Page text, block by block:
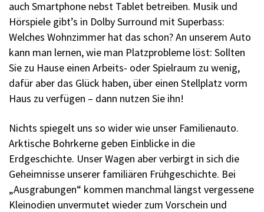
auch Smartphone nebst Tablet betreiben. Musik und
Hörspiele gibt’s in Dolby Surround mit Superbass:
Welches Wohnzimmer hat das schon? An unserem Auto
kann man lernen, wie man Platzprobleme löst: Sollten
Sie zu Hause einen Arbeits- oder Spielraum zu wenig,
dafür aber das Glück haben, über einen Stellplatz vorm
Haus zu verfügen – dann nutzen Sie ihn!
Nichts spiegelt uns so wider wie unser Familienauto.
Arktische Bohrkerne geben Einblicke in die
Erdgeschichte. Unser Wagen aber verbirgt in sich die
Geheimnisse unserer familiären Frühgeschichte. Bei
„Ausgrabungen“ kommen manchmal längst vergessene
Kleinodien unvermutet wieder zum Vorschein und